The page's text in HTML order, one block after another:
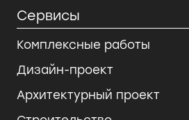
Сервисы
Комплексные работы
Дизайн-проект
Архитектурный проект